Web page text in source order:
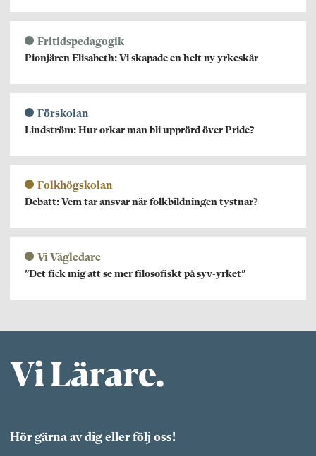
Fritidspedagogik
Pionjären Elisabeth: Vi skapade en helt ny yrkeskår
Förskolan
Lindström: Hur orkar man bli upprörd över Pride?
Folkhögskolan
Debatt: Vem tar ansvar när folkbildningen tystnar?
Vi Vägledare
”Det fick mig att se mer filosofiskt på syv-yrket”
Hör gärna av dig eller följ oss!